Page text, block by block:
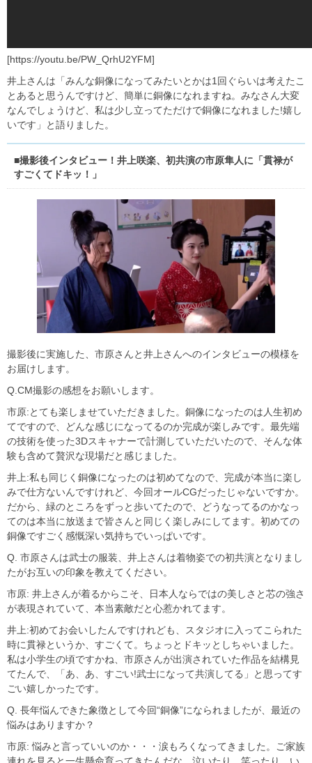
[https://youtu.be/PW_QrhU2YFM]
井上さんは「みんな銅像になってみたいとかは1回ぐらいは考えたこ
とあると思うんですけど、簡単に銅像になれますね。みなさん大変
なんでしょうけど、私は少し立ってただけで銅像になれました!嬉し
いです」と語りました。
■撮影後インタビュー！井上咲楽、初共演の市原隼人に「貫禄が
すごくてドキッ！」
撮影後に実施した、市原さんと井上さんへのインタビューの模様を
お届けします。
Q.CM撮影の感想をお願いします。
市原:とても楽しませていただきました。銅像になったのは人生初め
てですので、どんな感じになってるのか完成が楽しみです。最先端
の技術を使った3Dスキャナーで計測していただいたので、そんな体
験も含めて贅沢な現場だと感じました。
井上:私も同じく銅像になったのは初めてなので、完成が本当に楽し
みで仕方ないんですけれど、今回オールCGだったじゃないですか。
だから、緑のところをずっと歩いてたので、どうなってるのかなっ
てのは本当に放送まで皆さんと同じく楽しみにしてます。初めての
銅像ですごく感慨深い気持ちでいっぱいです。
Q. 市原さんは武士の服装、井上さんは着物姿での初共演となりまし
たがお互いの印象を教えてください。
市原: 井上さんが着るからこそ、日本人ならではの美しさと芯の強さ
が表現されていて、本当素敵だと心惹かれてます。
井上:初めてお会いしたんですけれども、スタジオに入ってこられた
時に貫禄というか、すごくて。ちょっとドキッとしちゃいました。
私は小学生の頃ですかね、市原さんが出演されていた作品を結構見
てたんで、「あ、あ、すごい!武士になって共演してる」と思ってす
ごい嬉しかったです。
Q. 長年悩んできた象徴として今回“銅像”になられましたが、最近の
悩みはありますか？
市原: 悩みと言っていいのか・・・涙もろくなってきました。ご家族